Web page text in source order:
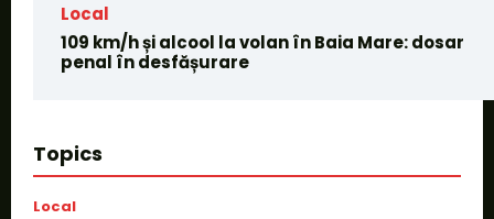
Local
109 km/h și alcool la volan în Baia Mare: dosar
penal în desfășurare
Topics
Local